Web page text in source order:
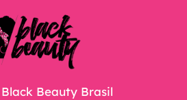
Beauty Brasil